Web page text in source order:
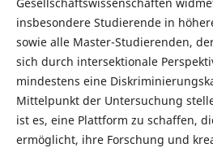
insbesondere Studierende in
sowie alle Master-Studierenden,
sich durch intersektionale
mindestens eine
Mittelpunkt der Untersuchung
ist es, eine Plattform zu schaffen,
ermöglicht, ihre Forschung und